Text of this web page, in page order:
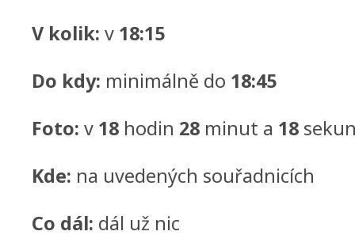
V kolik: v 18:15
Do kdy: minimálně do 18:45
Foto: v 18 hodin 28 minut a 18
Kde: na uvedených souřadnicích
Co dál: dál už nic